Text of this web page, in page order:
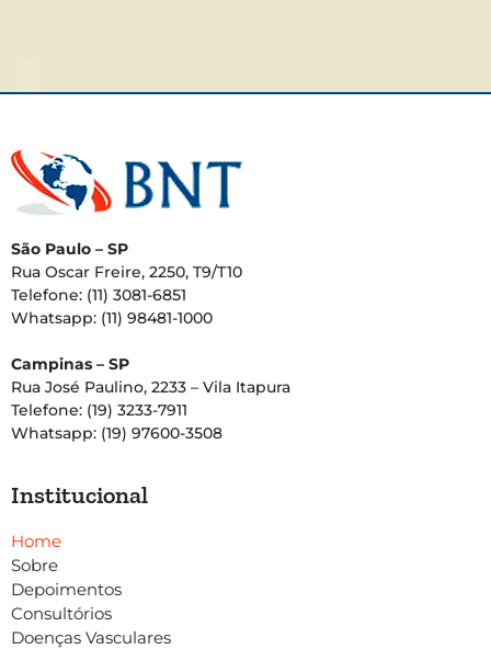
São Paulo – SP
Rua Oscar Freire, 2250, T9/T10
Telefone: (11) 3081-6851
Whatsapp: (11) 98481-1000
Campinas – SP
Rua José Paulino, 2233 – Vila Itapura
Telefone: (19) 3233-7911
Whatsapp: (19) 97600-3508
Institucional
Home
Sobre
Depoimentos
Consultórios
Doenças Vasculares